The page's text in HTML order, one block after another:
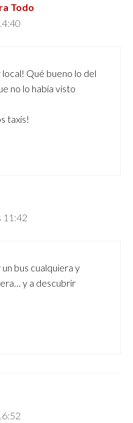
Todo
Qué bueno lo del
no lo había visto
taxis!
11:42
bus cualquiera y
y a descubrir